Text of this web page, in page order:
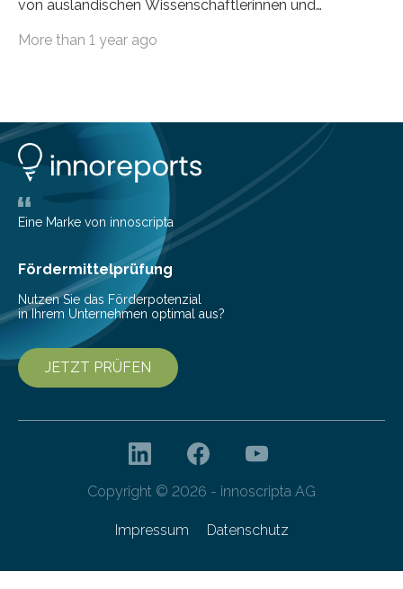
von ausländischen Wissenschaftlerinnen und
More than 1 year ago
Eine Marke von innoscripta
Fördermittelprüfung
Nutzen Sie das Förderpotenzial
in Ihrem Unternehmen optimal aus?
JETZT PRÜFEN
Copyright © 2026 - innoscripta AG
Impressum Datenschutz